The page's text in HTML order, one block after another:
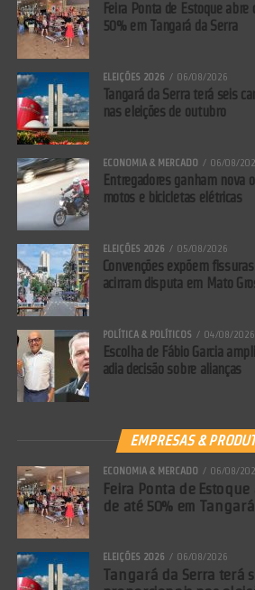
Feira Ponta de Estoque
50% em Tangará da Serra
ELEIÇÕES 2026 06/08/2026
Tangará da Serra terá seis
nas eleições de outubro
ECONOMIA & MERCADO 06/08/
Entregadores ganham nova
motos e bicicletas elétricas
ELEIÇÕES 2026 05/08/2026
Convenções expõem
acirram disputa em Mato
POLÍTICA & POLÍTICOS 04/08/2026
Escolha de Fábio Garcia
adia decisão sobre alianças
EMPRESAS &
ECONOMIA & MERCADO 06/08/
Feira Ponta de
de até 50% em
ELEIÇÕES 2026 06/08/2026
Tangará da Serra terá